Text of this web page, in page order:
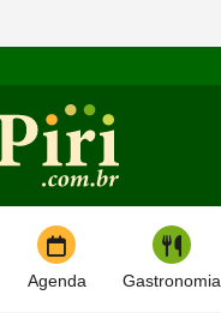
Agenda Gastronomia